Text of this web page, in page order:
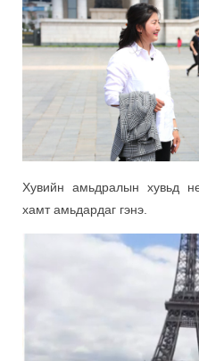
Хувийн амьдралын хувьд
хамт амьдардаг гэнэ.